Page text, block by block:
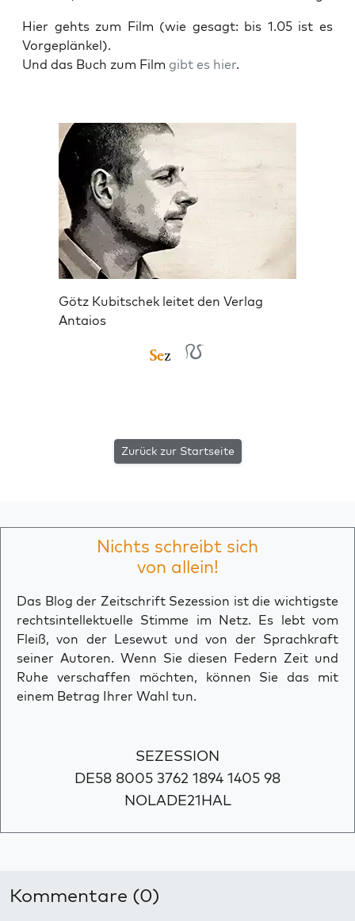
Hier gehts zum Film (wie gesagt: bis 1.05 ist es
Vorgeplänkel).
Und das Buch zum Film gibt es hier.
Götz Kubitschek leitet den Verlag
Antaios
Zurück zur Startseite
Nichts schreibt sich
von allein!
Das Blog der Zeitschrift Sezession ist die wichtigste
rechtsintellektuelle Stimme im Netz. Es lebt vom
Fleiß, von der Lesewut und von der Sprachkraft
seiner Autoren. Wenn Sie diesen Federn Zeit und
Ruhe verschaffen möchten, können Sie das mit
einem Betrag Ihrer Wahl tun.
SEZESSION
DE58 8005 3762 1894 1405 98
NOLADE21HAL
Kommentare (0)